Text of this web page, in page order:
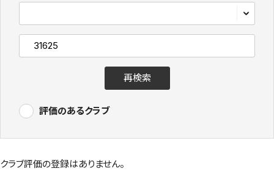
再検索
評価のあるクラブ
クラブ評価の登録はありません。